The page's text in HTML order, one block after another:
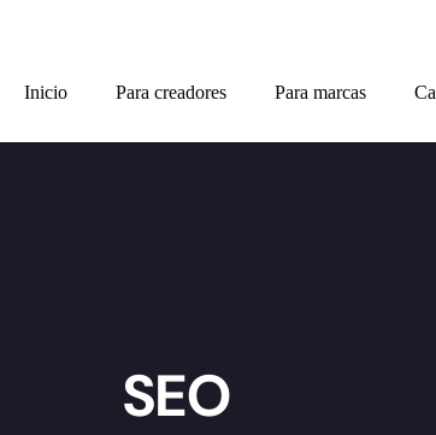
Inicio Para creadores Para marcas
SEO